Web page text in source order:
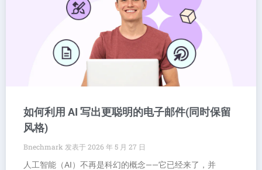
如何利用 AI 写出更聪明的电子邮件(同时保留
风格)
Bnechmark
2026 年 5 月 27 日
人工智能（AI）不再是科幻的概念——它已经来了，并